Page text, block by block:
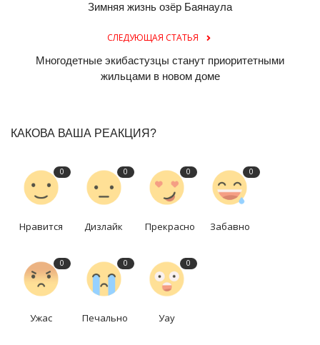
Зимняя жизнь озёр Баянаула
СЛЕДУЮЩАЯ СТАТЬЯ
Многодетные экибастузцы станут приоритетными
жильцами в новом доме
КАКОВА ВАША РЕАКЦИЯ?
0
Нравится
0
Дизлайк
0
Прекрасно
0
Забавно
0
Ужас
0
Печально
0
Уау